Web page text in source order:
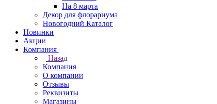
На 8 марта
Декор для флорариума
Новогодний Каталог
Новинки
Акции
Компания
Назад
Компания
О компании
Отзывы
Реквизиты
Магазины